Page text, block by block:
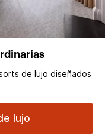
de lujo diseñados
lujo